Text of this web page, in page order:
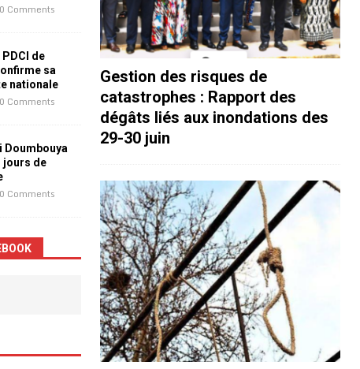
0 Comments
PDCI de
sa
nationale
0 Comments
Doumbouya
jours de
0 Comments
Gestion des risques de
catastrophes : Rapport des
dégâts liés aux inondations des
29-30 juin